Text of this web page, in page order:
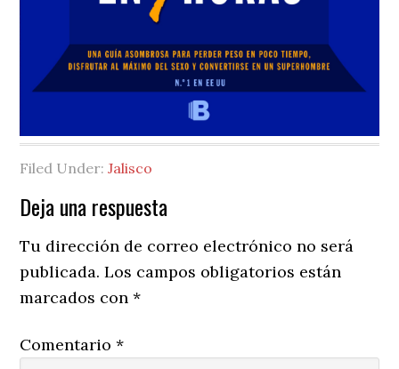
Filed Under:Jalisco
Reader
Interactions
Deja una respuesta
Tu dirección de correo electrónico no será
publicada. Los campos obligatorios están
marcados con*
Comentario*